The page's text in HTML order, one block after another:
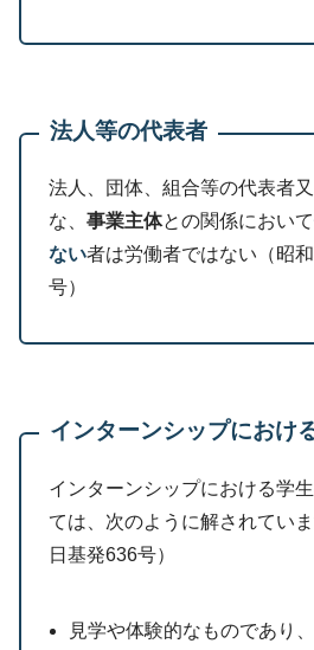
法人等の代表者
法人、団体、組合等の代表者
な、事業主体との関係において
ない者は労働者ではない（昭
号）
インターンシップにおけ
インターンシップにおける学
ては、次のように解されてい
日基発636号）
見学や体験的なものであり